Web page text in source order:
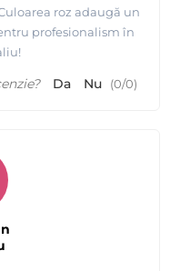
roz adaugă un
profesionalism în
Da Nu (0/0)